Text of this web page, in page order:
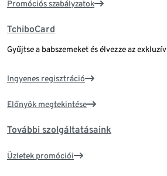
Promóciós szabályzatok
TchiboCard
Gyűjtse a babszemeket és élvezze az
Ingyenes regisztráció
Előnyök megtekintése
További szolgáltatásaink
Üzletek promóciói